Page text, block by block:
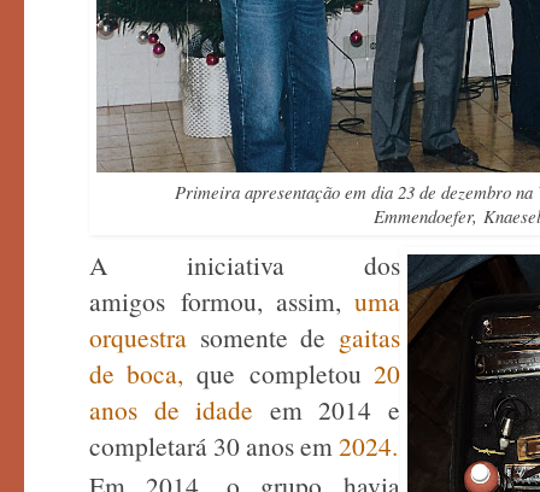
Primeira apresentação em dia 23 de dezembro
Emmendoefer,
A iniciativa dos
amigos formou, assim, uma
orquestra somente de gaitas
de boca, quecompletou 20
anos de idade em 2014 e
completará 30 anos em 2024.
Em 2014, o grupo havia